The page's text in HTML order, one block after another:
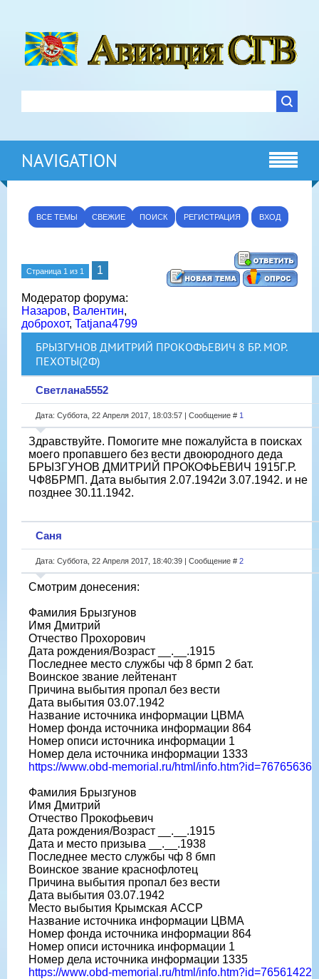
NAVIGATION
ВСЕ ТЕМЫ СВЕЖИЕ ПОИСК РЕГИСТРАЦИЯ ВХОД
Страница 1 из 1 1
Модератор форума:
Назаров, Валентин,
доброхот, Tatjana4799
БРЫЗГУНОВ ДМИТРИЙ ПРОКОФЬЕВИЧ 8 БР. МОР.
ПЕХОТЫ(2Ф)
Светлана5552
Дата: Суббота, 22 Апреля 2017, 18:03:57 | Сообщение # 1
Здравствуйте. Помогите мне пожалуйста в поисках
моего пропавшего без вести двоюродного деда
БРЫЗГУНОВ ДМИТРИЙ ПРОКОФЬЕВИЧ 1915Г.Р.
ЧФ8БРМП. Дата выбытия 2.07.1942и 3.07.1942. и не
позднее 30.11.1942.
Саня
Дата: Суббота, 22 Апреля 2017, 18:40:39 | Сообщение # 2
Смотрим донесения:
Фамилия Брызгунов
Имя Дмитрий
Отчество Прохорович
Дата рождения/Возраст __.__.1915
Последнее место службы чф 8 брмп 2 бат.
Воинское звание лейтенант
Причина выбытия пропал без вести
Дата выбытия 03.07.1942
Название источника информации ЦВМА
Номер фонда источника информации 864
Номер описи источника информации 1
Номер дела источника информации 1333
https://www.obd-memorial.ru/html/info.htm?id=76765636
Фамилия Брызгунов
Имя Дмитрий
Отчество Прокофьевич
Дата рождения/Возраст __.__.1915
Дата и место призыва __.__.1938
Последнее место службы чф 8 бмп
Воинское звание краснофлотец
Причина выбытия пропал без вести
Дата выбытия 03.07.1942
Место выбытия Крымская АССР
Название источника информации ЦВМА
Номер фонда источника информации 864
Номер описи источника информации 1
Номер дела источника информации 1335
https://www.obd-memorial.ru/html/info.htm?id=76561422